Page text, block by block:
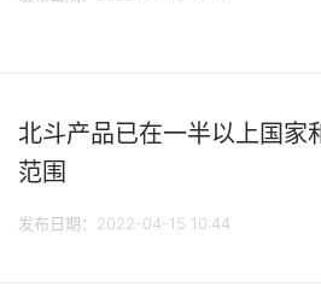
北斗产品已在一半以上国家
范围
发布日期：2022-04-15 10:44